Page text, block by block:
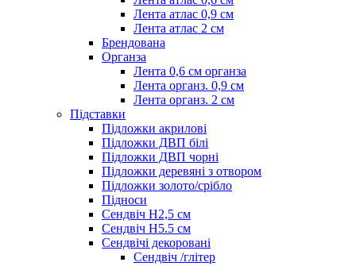
Лента атлас 0,9 см
Лента атлас 2 см
Брендована
Органза
Лента 0,6 см органза
Лента органз. 0,9 см
Лента органз. 2 см
Підставки
Підложки акрилові
Підложки ДВП білі
Підложки ДВП чорні
Підложки деревяні з отвором
Підложки золото/срібло
Підноси
Сендвіч H2,5 см
Сендвіч H5.5 см
Сендвічі декоровані
Сендвіч /глітер